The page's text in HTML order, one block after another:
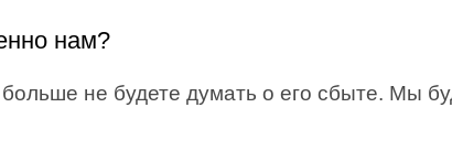
нам?
не будете думать о его сбыте. Мы